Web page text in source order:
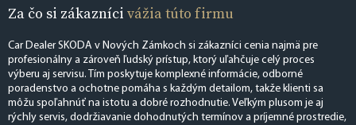
Za čo si zákazníci vážia túto firmu
Car Dealer SKODA v Nových Zámkoch si zákazníci cenia najmä pre
profesionálny a zároveň ľudský prístup, ktorý uľahčuje celý proces
výberu aj servisu. Tím poskytuje komplexné informácie, odborné
poradenstvo a ochotne pomáha s každým detailom, takže klienti sa
môžu spoľahnúť na istotu a dobré rozhodnutie. Veľkým plusom je aj
rýchly servis, dodržiavanie dohodnutých termínov a príjemné prostredie,